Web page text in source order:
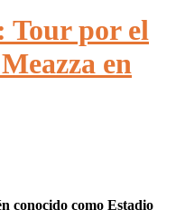
Tour por el
en
conocido como Estadio